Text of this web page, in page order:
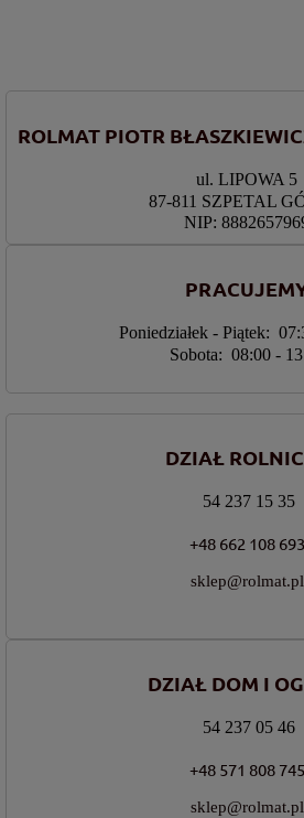
ROLMAT PIOTR
ul. LIPOWA 5
87-811 SZPETAL
NIP:
Poniedziałek - Piątek:
Sobota: 08:00 -
DZIAŁ
54 237 15 35
+48 662 108 693
sklep@rolmat.pl
DZIAŁ DOM I
54 237 05 46
+48 571 808 745
sklep@rolmat.pl